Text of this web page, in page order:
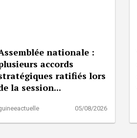
nationale :
accords
ratifiés lors
la session...
05/08/2026